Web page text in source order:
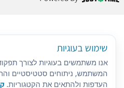
שימוש בעוגיות
אנו משתמשים בעוגיות לצורך
המשתמש, ניתוחים סטטיסטיים
העדפות ולהתאים את הקטגוריות.